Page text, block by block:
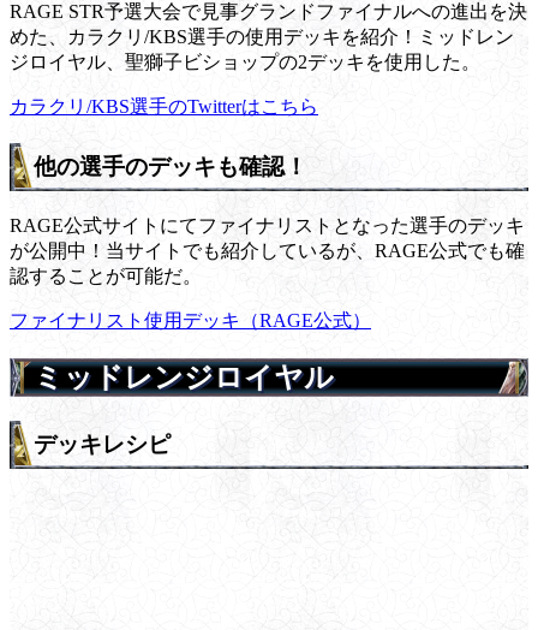
RAGE STR予選大会で見事グランドファイナルへの進出を決
めた、カラクリ/KBS選手の使用デッキを紹介！ミッドレン
ジロイヤル、聖獅子ビショップの2デッキを使用した。
カラクリ/KBS選手のTwitterはこちら
他の選手のデッキも確認！
RAGE公式サイトにてファイナリストとなった選手のデッキ
が公開中！当サイトでも紹介しているが、RAGE公式でも確
認することが可能だ。
ファイナリスト使用デッキ（RAGE公式）
ミッドレンジロイヤル
デッキレシピ